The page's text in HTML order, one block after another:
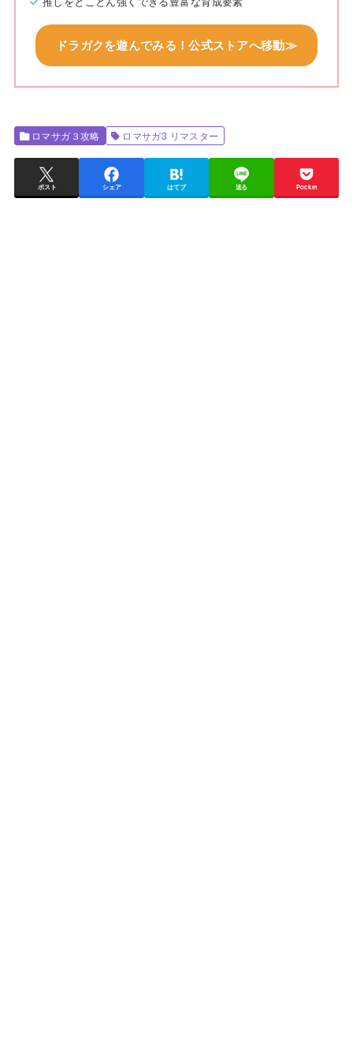
ドラガクを遊んでみる！公式ストアへ移動≫
ロマサガ３攻略 ロマサガ3 リマスター
ポスト シェア はてブ 送る Pocket